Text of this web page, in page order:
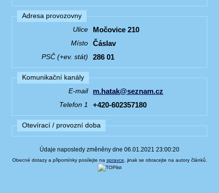
Adresa provozovny
Ulice
Močovice 210
Místo Čáslav
PSČ (+ev. stát) 286 01
Komunikační kanály
E-mail
m.hatak@seznam.cz
Telefon 1 +420-602357180
Otevírací / provozní doba
Údaje naposledy změněny dne 06.01.2021 23:00:20
Obecné dotazy a připomínky posílejte na spravce , jinak se obracejte na autory článků.